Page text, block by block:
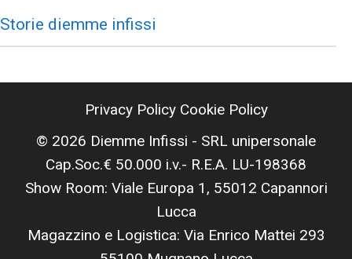
Storie diemme infissi
Privacy Policy Cookie Policy
© 2026 Diemme Infissi - SRL unipersonale
Cap.Soc.€ 50.000 i.v.- R.E.A. LU-198368
Show Room: Viale Europa 1, 55012 Capannori
Lucca
Magazzino e Logistica: Via Enrico Mattei 293